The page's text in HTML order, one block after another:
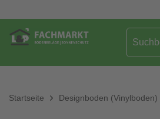
Startseite Designboden (Vinylboden)